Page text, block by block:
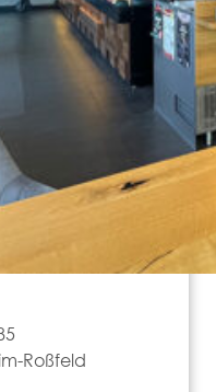
Roßfeld